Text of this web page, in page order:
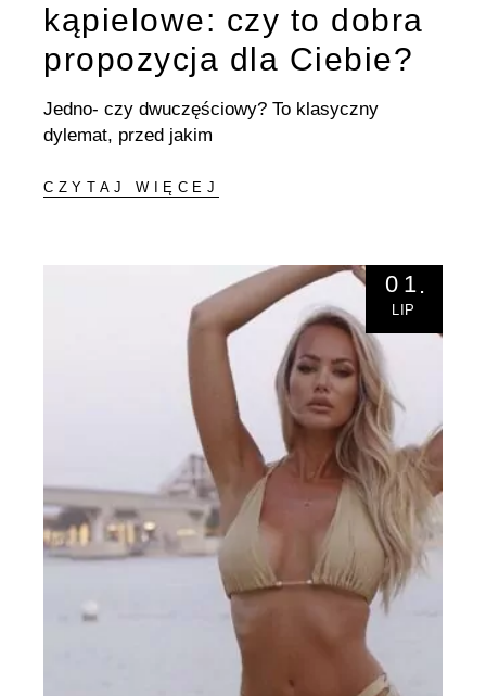
kąpielowe: czy to dobra
propozycja dla Ciebie?
Jedno- czy dwuczęściowy? To klasyczny
dylemat, przed jakim
CZYTAJ WIĘCEJ
01
LIP